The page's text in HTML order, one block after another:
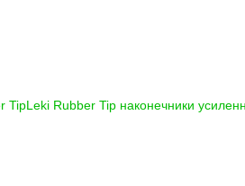
Leki Rubber Tip наконечники